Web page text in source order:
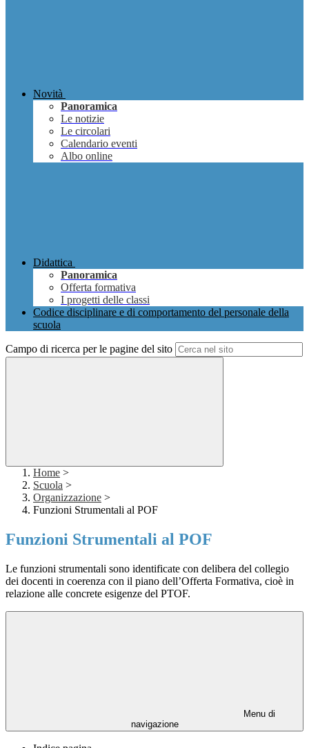
Novità
Panoramica
Le notizie
Le circolari
Calendario eventi
Albo online
Didattica
Panoramica
Offerta formativa
I progetti delle classi
Codice disciplinare e di comportamento del personale della
scuola
Campo di ricerca per le pagine del sito
Home >
Scuola >
Organizzazione >
Funzioni Strumentali al POF
Funzioni Strumentali al POF
Le funzioni strumentali sono identificate con delibera del collegio
dei docenti in coerenza con il piano dell’Offerta Formativa, cioè in
relazione alle concrete esigenze del PTOF.
Menu di
navigazione